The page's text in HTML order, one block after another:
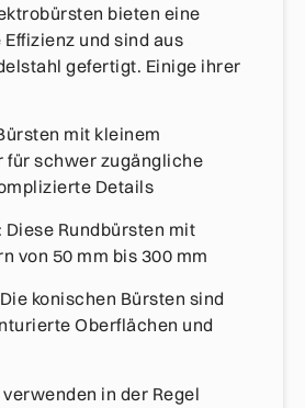
bieten eine
und sind aus
gefertigt. Einige ihrer
mit kleinem
für schwer zugängliche
Details
Diese Rundbürsten mit
von 50 mm bis 300 mm
konischen Bürsten sind
Oberflächen und
in der Regel